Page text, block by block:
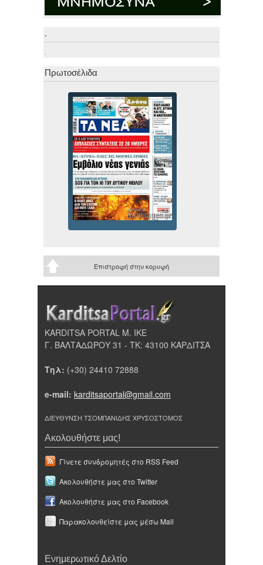
.
.
Πρωτοσέλιδα
Επιστροφή στην κορυφή
KARDITSA PORTAL Μ. ΙΚΕ
Γ. ΒΑΛΤΑΔΩΡΟΥ 31 - ΤΚ: 43100 ΚΑΡΔΙΤΣΑ
Τηλ: (+30) 24410 72888
e-mail: karditsaportal@gmail.com
ΔΙΕΥΘΥΝΣΗ ΤΣΟΜΠΑΝΙΔΗΣ ΧΡΥΣΟΣΤΟΜΟΣ
Ακολουθήστε μας!
Γίνετε συνδρομητές στο RSS Feed
Ακολουθήστε μας στο Twitter
Ακολουθήστε μας στο Facebook
Παρακολουθείστε μας μέσω Mail
Ενημερωτικό Δελτίο